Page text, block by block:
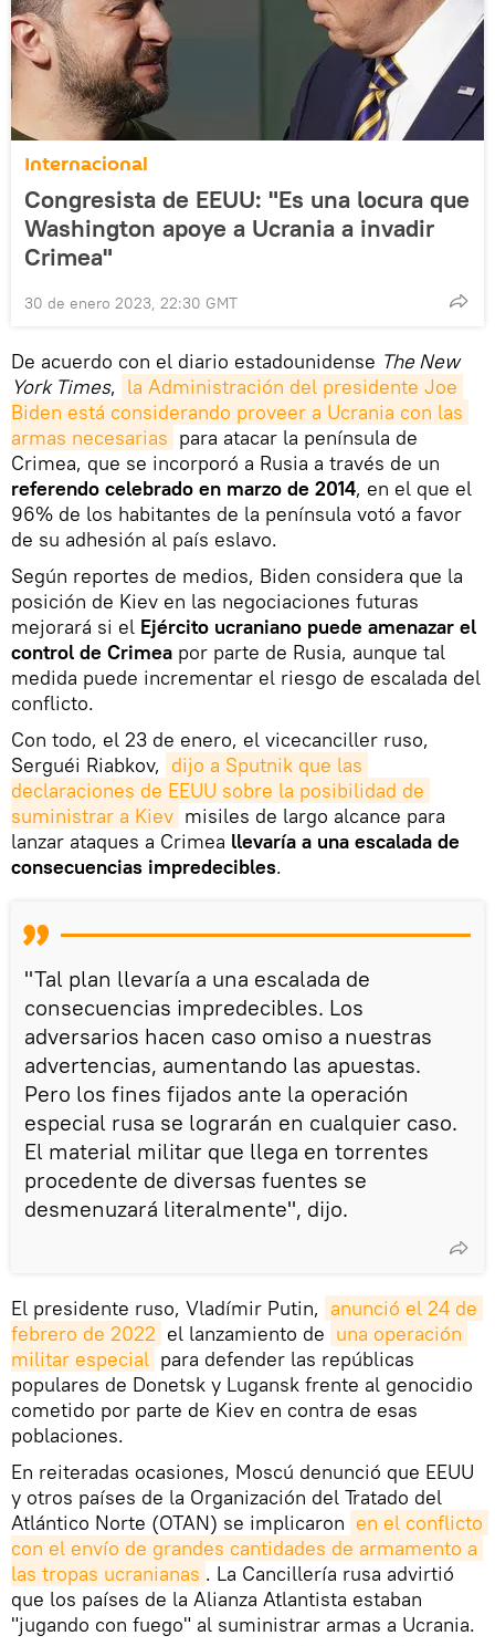
Internacional
Congresista de EEUU: "Es una locura que
Washington apoye a Ucrania a invadir
Crimea"
30 de enero 2023, 22:30 GMT
De acuerdo con el diario estadounidense The New
York Times, la Administración del presidente Joe
Biden está considerando proveer a Ucrania con las
armas necesarias para atacar la península de
Crimea, que se incorporó a Rusia a través de un
referendo celebrado en marzo de 2014, en el que el
96% de los habitantes de la península votó a favor
de su adhesión al país eslavo.
Según reportes de medios, Biden considera que la
posición de Kiev en las negociaciones futuras
mejorará si el Ejército ucraniano puede amenazar el
control de Crimea por parte de Rusia, aunque tal
medida puede incrementar el riesgo de escalada del
conflicto.
Con todo, el 23 de enero, el vicecanciller ruso,
Serguéi Riabkov, dijo a Sputnik que las
declaraciones de EEUU sobre la posibilidad de
suministrar a Kiev misiles de largo alcance para
lanzar ataques a Crimea llevaría a una escalada de
consecuencias impredecibles.
"Tal plan llevaría a una escalada de
consecuencias impredecibles. Los
adversarios hacen caso omiso a nuestras
advertencias, aumentando las apuestas.
Pero los fines fijados ante la operación
especial rusa se lograrán en cualquier caso.
El material militar que llega en torrentes
procedente de diversas fuentes se
desmenuzará literalmente", dijo.
El presidente ruso, Vladímir Putin, anunció el 24 de
febrero de 2022 el lanzamiento de una operación
militar especial para defender las repúblicas
populares de Donetsk y Lugansk frente al genocidio
cometido por parte de Kiev en contra de esas
poblaciones.
En reiteradas ocasiones, Moscú denunció que EEUU
y otros países de la Organización del Tratado del
Atlántico Norte (OTAN) se implicaron en el conflicto
con el envío de grandes cantidades de armamento a
las tropas ucranianas . La Cancillería rusa advirtió
que los países de la Alianza Atlantista estaban
"jugando con fuego" al suministrar armas a Ucrania.